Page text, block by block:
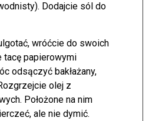
Dodajcie sól do
wróćcie do swoich
tacę papierowymi
odsączyć bakłażany,
olej z
Położone na nim
ale nie dymić.